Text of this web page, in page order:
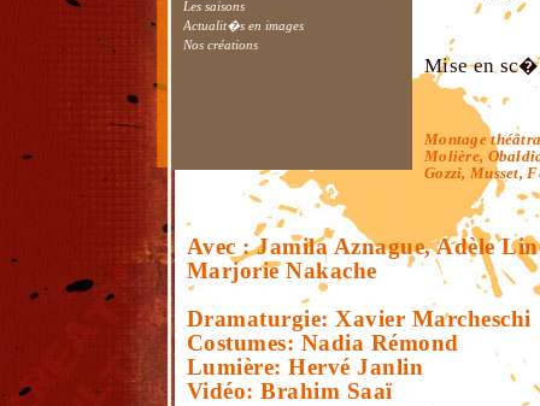
Les saisons
Actualit�s en images
Nos créations
Mise en
Montage
Molière,
Gozzi, Musset,
Avec : Jamila Aznague, Adèle
Marjorie Nakache
Dramaturgie: Xavier Marcheschi
Costumes: Nadia Rémond
Lumière: Hervé Janlin
Vidéo: Brahim Saaï